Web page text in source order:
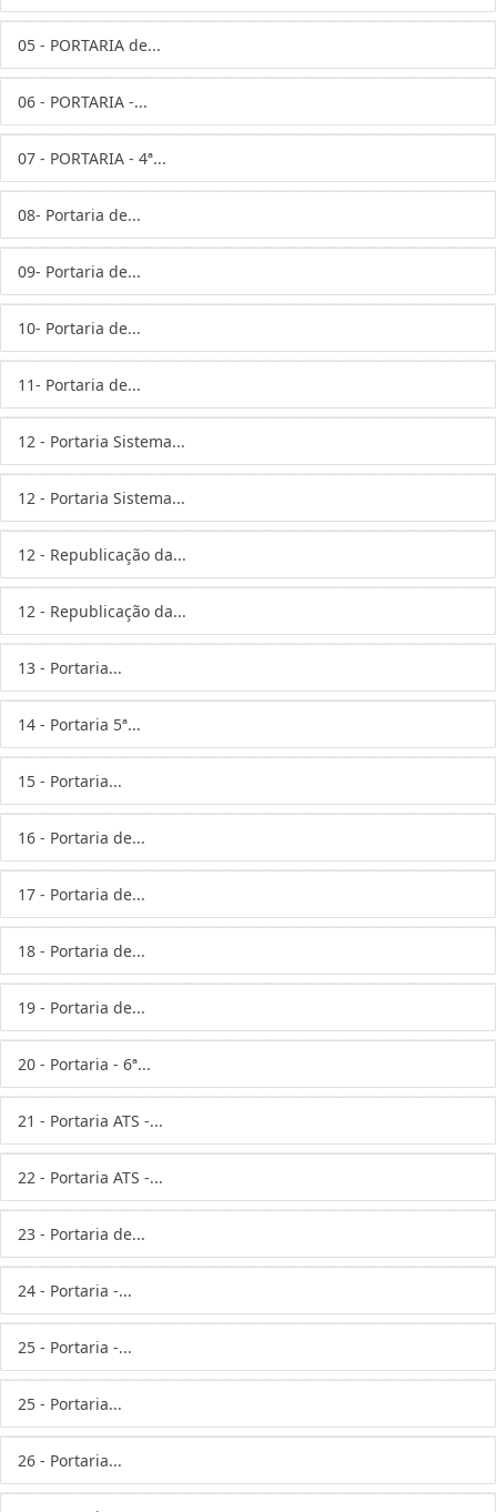
05 - PORTARIA de...
06 - PORTARIA -...
07 - PORTARIA - 4ª...
08- Portaria de...
09- Portaria de...
10- Portaria de...
11- Portaria de...
12 - Portaria Sistema...
12 - Portaria Sistema...
12 - Republicação da...
12 - Republicação da...
13 - Portaria...
14 - Portaria 5ª...
15 - Portaria...
16 - Portaria de...
17 - Portaria de...
18 - Portaria de...
19 - Portaria de...
20 - Portaria - 6ª...
21 - Portaria ATS -...
22 - Portaria ATS -...
23 - Portaria de...
24 - Portaria -...
25 - Portaria -...
25 - Portaria...
26 - Portaria...